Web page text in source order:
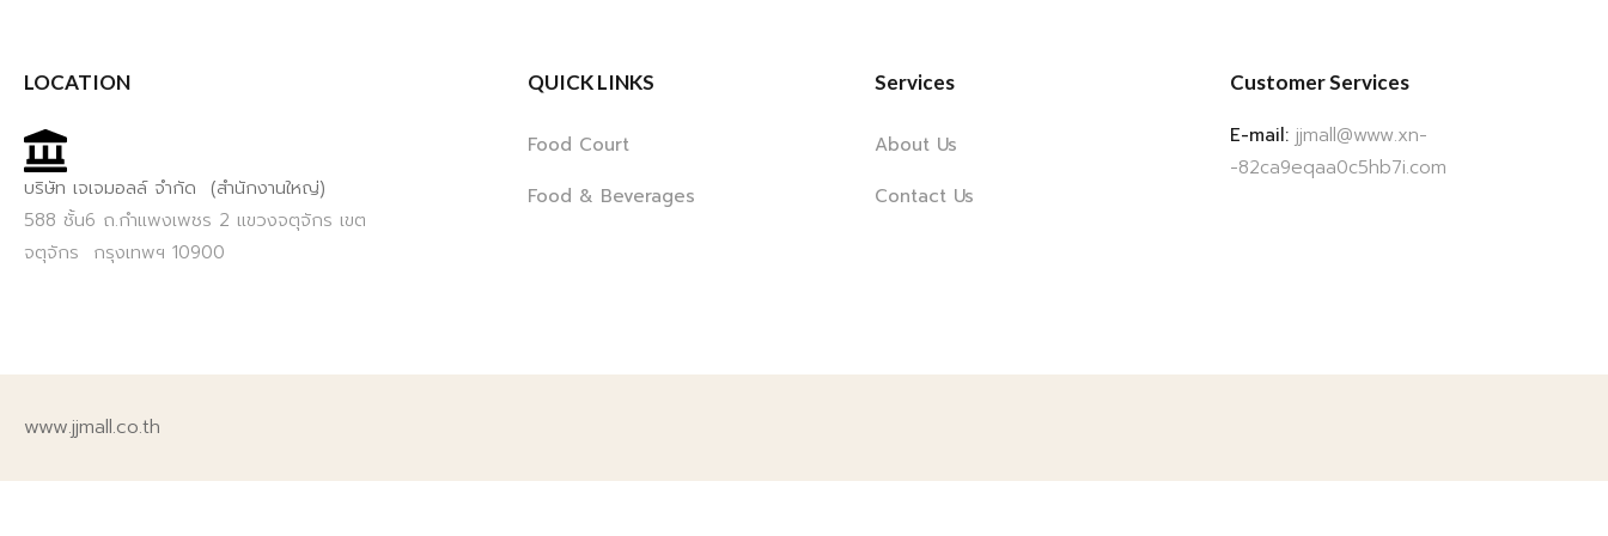
LOCATION
บริษัท เจเจมอลล์ จำกัด (สำนักงานใหญ่)
588 ชั้น6 ถ.กำแพงเพชร 2 แขวงจตุจักร เขต
จตุจักร กรุงเทพฯ 10900
QUICK LINKS
Food Court
Food & Beverages
Services
About Us
Contact Us
Customer Services
E-mail: jjmall@www.xn-
-82ca9eqaa0c5hb7i.com
www.jjmall.co.th